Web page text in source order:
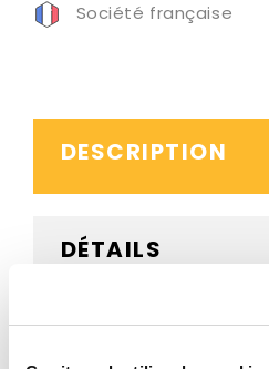
Société française
DESCRIPTION
DÉTAILS